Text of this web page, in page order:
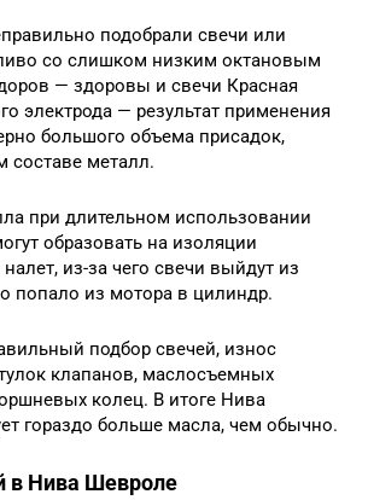
подобрали свечи или
со слишком низким октановым
— здоровы и свечи Красная
электрода — результат применения
большого объема присадок,
металл.
при длительном использовании
образовать на изоляции
из-за чего свечи выйдут из
попало из мотора в цилиндр.
подбор свечей, износ
клапанов, маслосъемных
колец. В итоге Нива
гораздо больше масла, чем обычно.
в Нива Шевроле